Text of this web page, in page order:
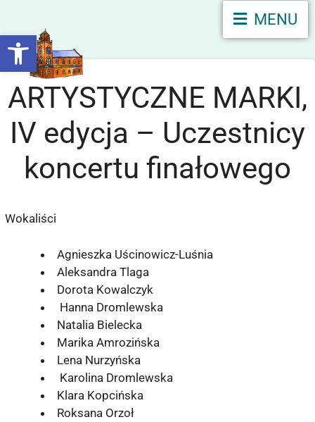
Otwórz pasek narzędzi
MENU
ARTYSTYCZNE MARKI,
IV edycja – Uczestnicy
koncertu finałowego
Wokaliści
Agnieszka Uścinowicz-Luśnia
Aleksandra Tlaga
Dorota Kowalczyk
Hanna Dromlewska
Natalia Bielecka
Marika Amrozińska
Lena Nurzyńska
Karolina Dromlewska
Klara Kopcińska
Roksana Orzoł